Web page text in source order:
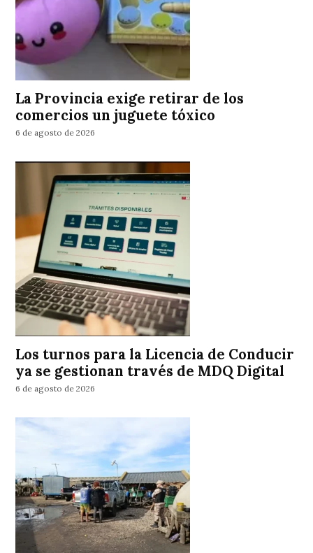
La Provincia exige retirar de los
comercios un juguete tóxico
6 de agosto de 2026
Los turnos para la Licencia de Conducir
ya se gestionan través de MDQ Digital
6 de agosto de 2026